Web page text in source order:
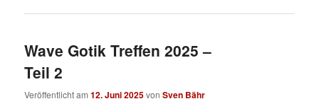
Wave Gotik Treffen 2025 –
Teil 2
Veröffentlicht am12. Juni 2025vonSven Bähr